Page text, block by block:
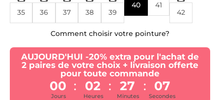
35 36 37 38 39
40
41
42
Comment choisir votre pointure?
AUJOURD'HUI -20% extra pour l'achat de
2 paires de votre choix + livraison offerte
pour toute commande
00 : 02 : 27 : 07
Jours Heures Minutes Secondes